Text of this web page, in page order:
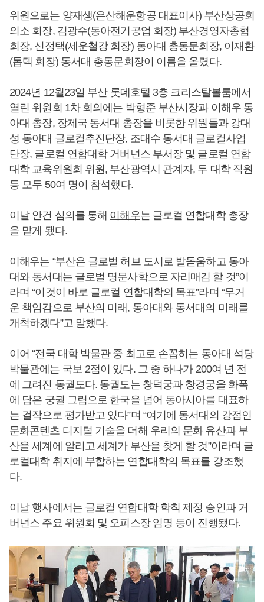
위원으로는 양재생(은산해운항공 대표이사) 부산상공회
의소 회장, 김광수(동아전기공업 회장) 부산경영자총협
회장, 신정택(세운철강 회장) 동아대 총동문회장, 이재환
(톱텍 회장) 동서대 총동문회장이 이름을 올렸다.
2024년 12월23일 부산 롯데호텔 3층 크리스탈볼룸에서
열린 위원회 1차 회의에는 박형준 부산시장과 이해우동
아대 총장, 장제국 동서대 총장을 비롯한 위원들과 강대
성 동아대 글로컬추진단장, 조대수 동서대 글로컬사업
단장, 글로컬 연합대학 거버넌스 부서장 및 글로컬 연합
대학 교육위원회 위원, 부산광역시 관계자, 두 대학 직원
등 모두 50여 명이 참석했다.
이날 안건 심의를 통해 이해우는 글로컬 연합대학 총장
을 맡게 됐다.
이해우는 “부산은 글로벌 허브 도시로 발돋움하고 동아
대와 동서대는 글로벌 명문사학으로 자리매김 할 것”이
라며 “이것이 바로 글로컬 연합대학의 목표”라며 “무거
운 책임감으로 부산의 미래, 동아대와 동서대의 미래를
개척하겠다”고 말했다.
이어 “전국 대학 박물관 중 최고로 손꼽히는 동아대 석당
박물관에는 국보 2점이 있다. 그 중 하나가 200여 년 전
에 그려진 동궐도다. 동궐도는 창덕궁과 창경궁을 화폭
에 담은 궁궐 그림으로 한국을 넘어 동아시아를 대표하
는 걸작으로 평가받고 있다”며 “여기에 동서대의 강점인
문화콘텐츠 디지털 기술을 더해 우리의 문화 유산과 부
산을 세계에 알리고 세계가 부산을 찾게 할 것”이라며 글
로컬대학 취지에 부합하는 연합대학의 목표를 강조했
다.
이날 행사에서는 글로컬 연합대학 학칙 제정 승인과 거
버넌스 주요 위원회 및 오피스장 임명 등이 진행됐다.